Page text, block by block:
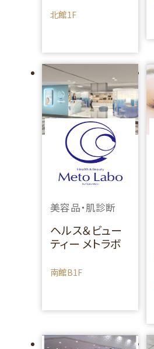
北館1F
美容品・肌診断
ヘルス＆ビュー
ティー メトラボ
南館B1F